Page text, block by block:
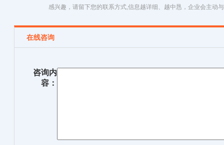
感兴趣，请留下您的联系方式,信息越详细、越中恳，企业会主动
在线咨询
咨询内
容：